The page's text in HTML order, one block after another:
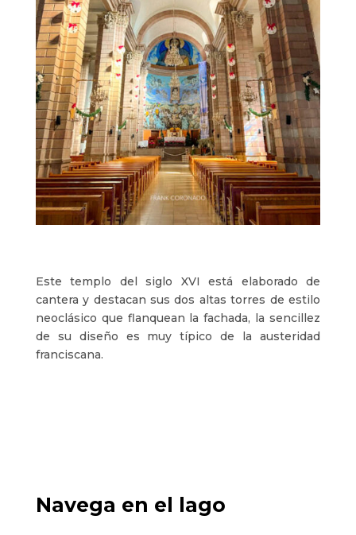
Este templo del siglo XVI está elaborado de
cantera y destacan sus dos altas torres de estilo
neoclásico que flanquean la fachada, la sencillez
de su diseño es muy típico de la austeridad
franciscana.
Navega en el lago